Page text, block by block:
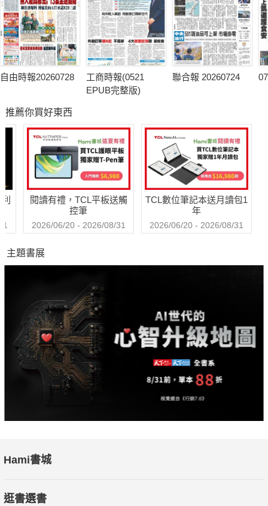
自由時報20260728
工商時報(0521
EPUB完整版)
聯合報 20260724
推薦你買好東西
閱讀有禮，TCL平板送觸
控筆
2026/06/20 - 2026/08/31
TCL數位筆記本送月讀包1
年
2026/06/20 - 2026/08/31
主題書展
Hami書城
逛書選書